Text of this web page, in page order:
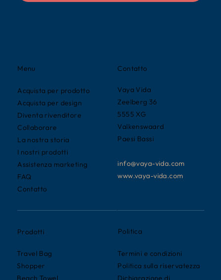
Contatto
Vaya Vida
Zeelberg 36
5555 XG
Valkenswaard
Paesi Bassi
info@vaya-vida.com
www.vaya-vida.com
Menu
Acquista per prodotto
Acquista per design
Diventa rivenditore
Collaborare
La nostra storia
I nostri prodotti
Assistenza marketing
FAQ
Contatto
Prodotti
Travel Bag
Shopper
Beach Towel
Politica
Termini e condizioni
Politica sulla riservatezza
Dichiarazione di